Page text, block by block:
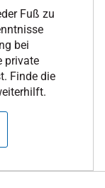
Fuß zu
bei
private
Finde die